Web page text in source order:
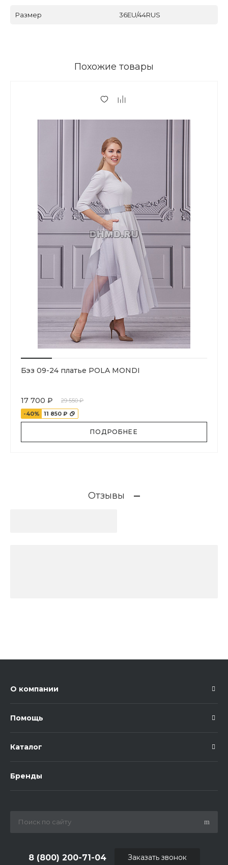
Размер 36EU/44RUS
Похожие товары
Бэз 09-24 платье POLA MONDI
17 700 ₽
29 550 ₽
-40%
11 850 ₽
ПОДРОБНЕЕ
Отзывы
О компании
Помощь
Каталог
Бренды
8 (800) 200-71-04 Заказать звонок